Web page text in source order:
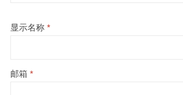
显示名称 *
邮箱 *